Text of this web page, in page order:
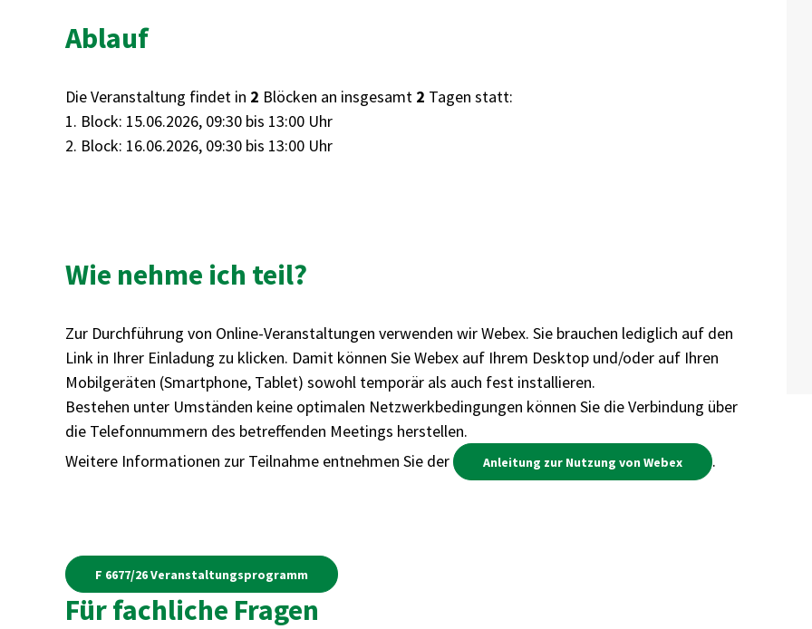
Ablauf
Die Veranstaltung findet in 2 Blöcken an insgesamt 2 Tagen statt:
1. Block: 15.06.2026, 09:30 bis 13:00 Uhr
2. Block: 16.06.2026, 09:30 bis 13:00 Uhr
Wie nehme ich teil?
Zur Durchführung von Online-Veranstaltungen verwenden wir Webex. Sie brauchen lediglich auf den
Link in Ihrer Einladung zu klicken. Damit können Sie Webex auf Ihrem Desktop und/oder auf Ihren
Mobilgeräten (Smartphone, Tablet) sowohl temporär als auch fest installieren.
Bestehen unter Umständen keine optimalen Netzwerkbedingungen können Sie die Verbindung über
die Telefonnummern des betreffenden Meetings herstellen.
Weitere Informationen zur Teilnahme entnehmen Sie der
Anleitung zur Nutzung von Webex .
F 6677/26 Veranstaltungsprogramm
Für fachliche Fragen